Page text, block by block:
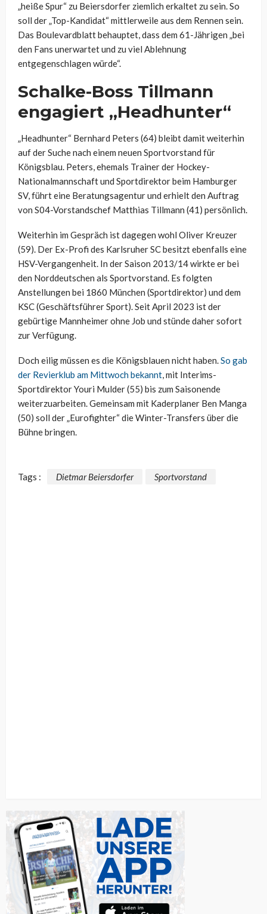
„heiße Spur“ zu Beiersdorfer ziemlich erkaltet zu sein. So
soll der „Top-Kandidat“ mittlerweile aus dem Rennen sein.
Das Boulevardblatt behauptet, dass dem 61-Jährigen „bei
den Fans unerwartet und zu viel Ablehnung
entgegenschlagen würde“.
Schalke-Boss Tillmann
engagiert „Headhunter“
„Headhunter“ Bernhard Peters (64) bleibt damit weiterhin
auf der Suche nach einem neuen Sportvorstand für
Königsblau. Peters, ehemals Trainer der Hockey-
Nationalmannschaft und Sportdirektor beim Hamburger
SV, führt eine Beratungsagentur und erhielt den Auftrag
von S04-Vorstandschef Matthias Tillmann (41) persönlich.
Weiterhin im Gespräch ist dagegen wohl Oliver Kreuzer
(59). Der Ex-Profi des Karlsruher SC besitzt ebenfalls eine
HSV-Vergangenheit. In der Saison 2013/14 wirkte er bei
den Norddeutschen als Sportvorstand. Es folgten
Anstellungen bei 1860 München (Sportdirektor) und dem
KSC (Geschäftsführer Sport). Seit April 2023 ist der
gebürtige Mannheimer ohne Job und stünde daher sofort
zur Verfügung.
Doch eilig müssen es die Königsblauen nicht haben.So gab
der Revierklub am Mittwoch bekannt, mit Interims-
Sportdirektor Youri Mulder (55) bis zum Saisonende
weiterzuarbeiten. Gemeinsam mit Kaderplaner Ben Manga
(50) soll der „Eurofighter“ die Winter-Transfers über die
Bühne bringen.
Tags : Dietmar Beiersdorfer Sportvorstand